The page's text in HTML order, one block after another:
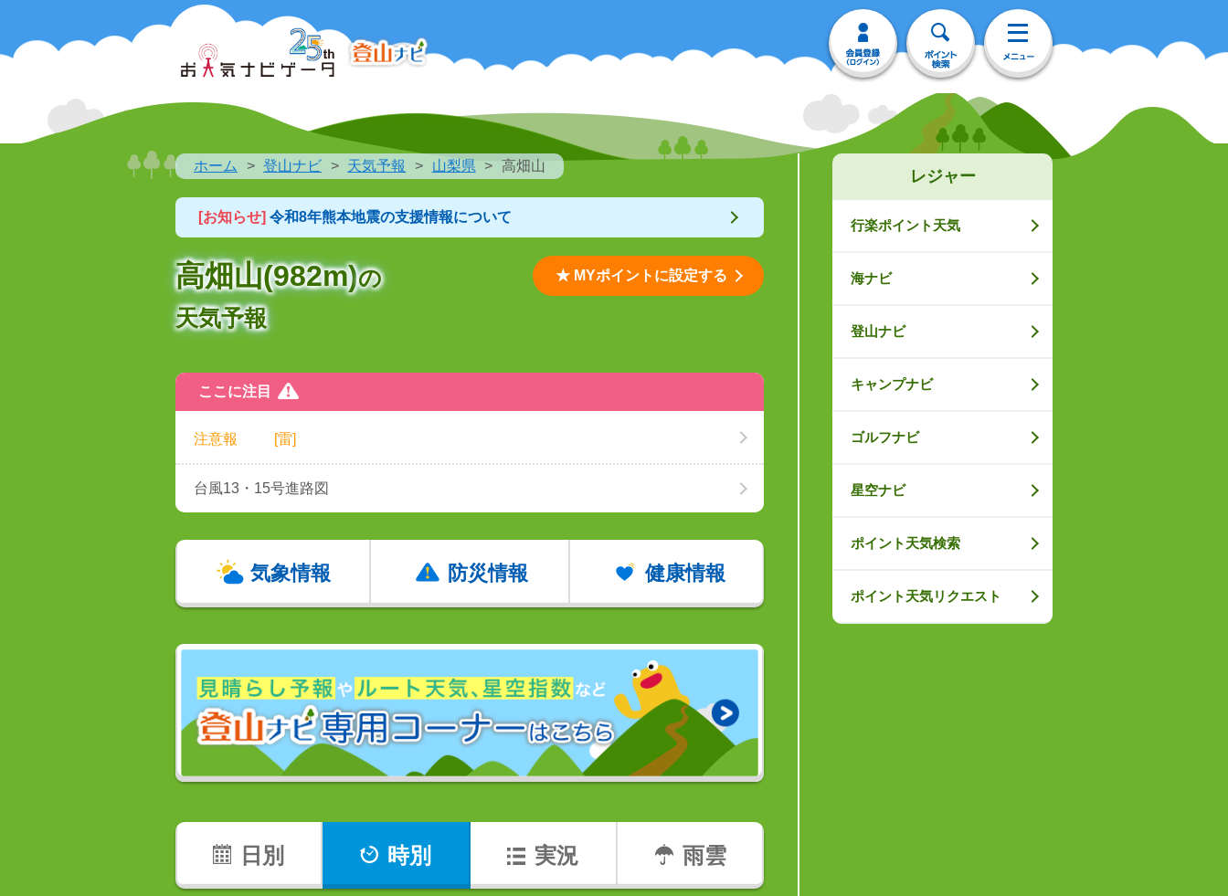
ホーム 登山ナビ 天気予報 山梨県 高畑山
[お知らせ] 令和8年熊本地震の支援情報について
高畑山(982m)の
天気予報
★ MYポイントに設定する
ここに注目
注意報 [雷]
台風13・15号進路図
気象情報 防災情報 健康情報
日別 時別 実況 雨雲
レジャー
行楽ポイント天気
海ナビ
登山ナビ
キャンプナビ
ゴルフナビ
星空ナビ
ポイント天気検索
ポイント天気リクエスト